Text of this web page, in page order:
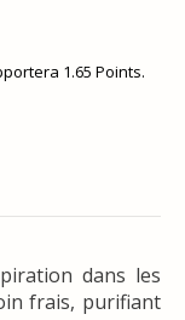
1.65 Points.
dans les
frais, purifiant